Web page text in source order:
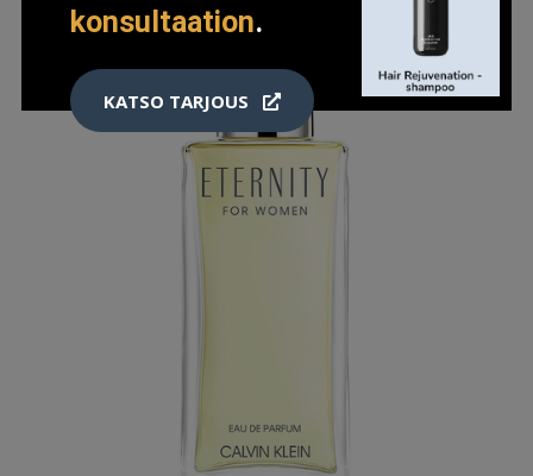
konsultaation.
KATSO TARJOUS